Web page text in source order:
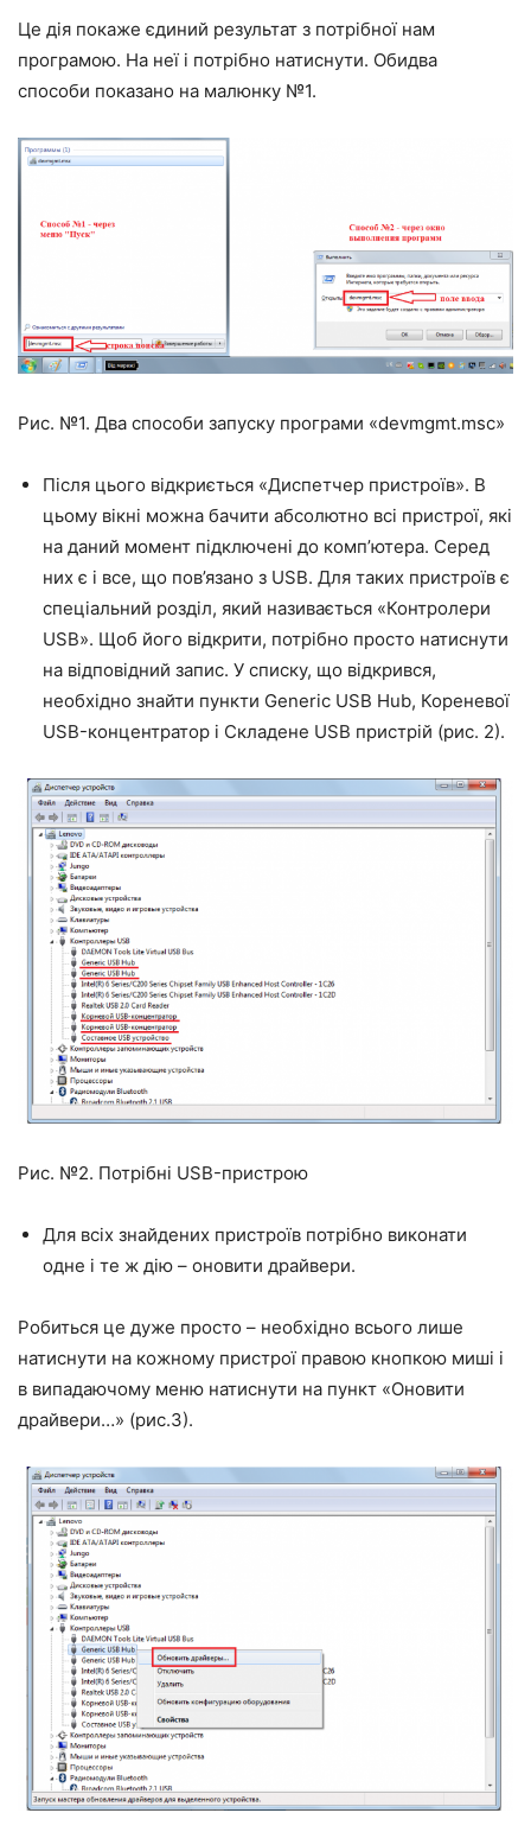
Це дія покаже єдиний результат з потрібної нам
програмою. На неї і потрібно натиснути. Обидва
способи показано на малюнку №1.
Рис. №1. Два способи запуску програми «devmgmt.msc»
Після цього відкриється «Диспетчер пристроїв». В
цьому вікні можна бачити абсолютно всі пристрої, які
на даний момент підключені до комп’ютера. Серед
них є і все, що пов’язано з USB. Для таких пристроїв є
спеціальний розділ, який називається «Контролери
USB». Щоб його відкрити, потрібно просто натиснути
на відповідний запис. У списку, що відкрився,
необхідно знайти пункти Generic USB Hub, Кореневої
USB-концентратор і Складене USB пристрій (рис. 2).
Рис. №2. Потрібні USB-пристрою
Для всіх знайдених пристроїв потрібно виконати
одне і те ж дію – оновити драйвери.
Робиться це дуже просто – необхідно всього лише
натиснути на кожному пристрої правою кнопкою миші і
в випадаючому меню натиснути на пункт «Оновити
драйвери…» (рис.3).